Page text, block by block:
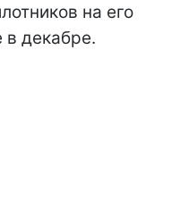
на его
декабре.